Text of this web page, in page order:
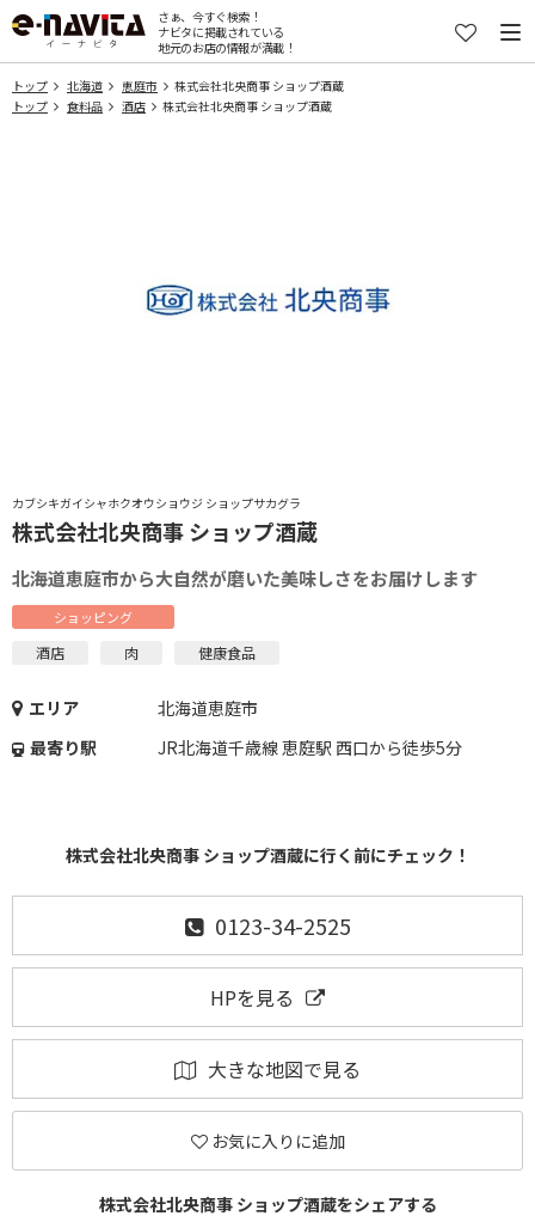
さぁ、今すぐ検索！
ナビタに掲載されている
地元のお店の情報が満載！
トップ 北海道 恵庭市
株式会社北央商事 ショップ酒蔵
トップ
食料品 酒店 株式会社北央商事 ショップ酒蔵
カブシキガイシャホクオウショウジ ショップサカグラ
株式会社北央商事 ショップ酒蔵
北海道恵庭市から大自然が磨いた美味しさをお届けします
ショッピング
酒店 肉 健康食品
エリア
北海道恵庭市
最寄り駅
JR北海道千歳線 恵庭駅 西口から徒歩5分
株式会社北央商事 ショップ酒蔵に行く前にチェック！
0123-34-2525
HPを見る
大きな地図で見る
お気に入りに追加
株式会社北央商事 ショップ酒蔵をシェアする